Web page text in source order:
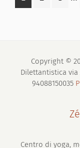
Copyright ©
Dilettantistica via
94088150035
Centro di yoga,